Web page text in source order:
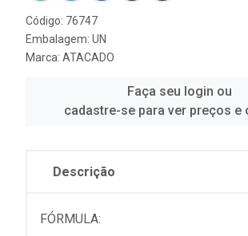
Código: 76747
Embalagem: UN
Marca: ATACADO
Faça seu login ou
cadastre-se para ver preços e
Descrição
FÓRMULA: